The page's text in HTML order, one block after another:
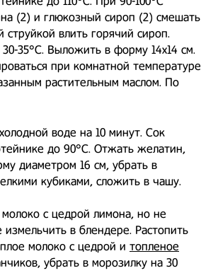
(2) и глюкозный сироп (2) смешать
влить горячий сироп.
35°С. Выложить в форму 14x14 см.
при комнатной температуре
растительным маслом. По
воде на 10 минут. Сок
до 90°С. Отжать желатин,
диаметром 16 см, убрать в
кубиками, сложить в чашу.
с цедрой лимона, но не
в блендере. Растопить
молоко с цедрой и топленое
убрать в морозилку на 30